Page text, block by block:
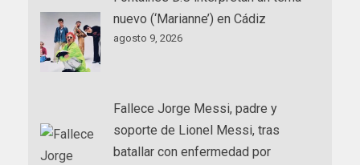
nuevo (‘Marianne’) en Cádiz
agosto 9, 2026
Fallece Jorge Messi, padre y
soporte de Lionel Messi, tras
batallar con enfermedad por